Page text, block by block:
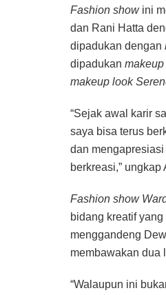
Fashion showini
dan Rani Hatta
dipadukan dengan
dipadukan
makeup look
“Sejak awal karir
saya bisa terus
dan
berkreasi,”
Fashion show
bidang kreatif
menggandeng
membawakan dua
“Walaupun ini